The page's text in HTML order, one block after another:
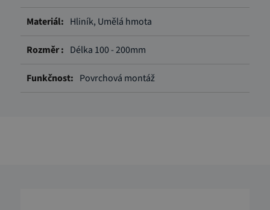
informací
Hliník, Umělá hmota
Délka 100 - 200mm
Povrchová montáž